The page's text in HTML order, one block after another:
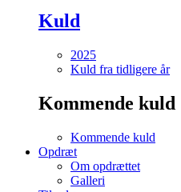
Kuld
2025
Kuld fra tidligere år
Kommende kuld
Kommende kuld
Opdræt
Om opdrættet
Galleri